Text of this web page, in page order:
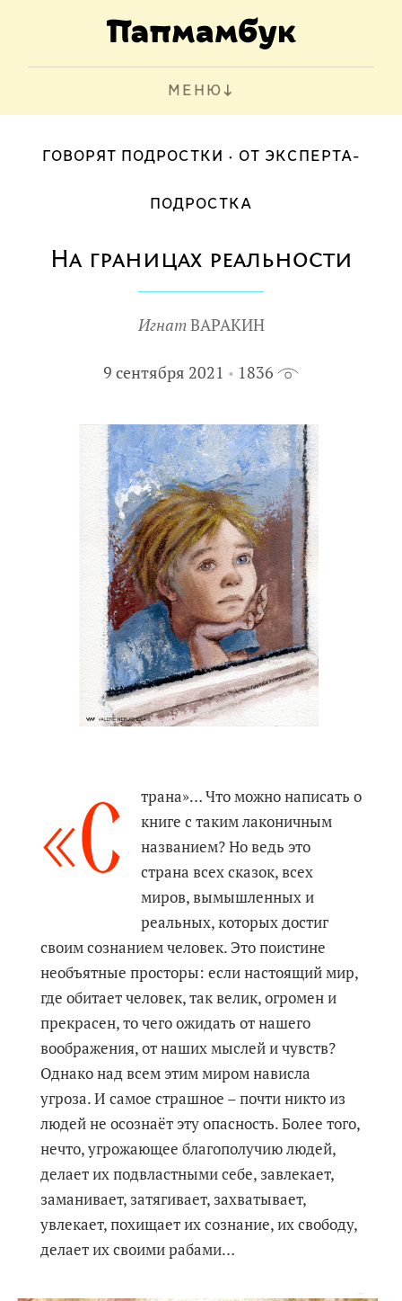
МЕНЮ
ГОВОРЯТ ПОДРОСТКИ ОТ ЭКСПЕРТА-
ПОДРОСТКА
На границах реальности
ИгнатВАРАКИН
9 сентября 2021 1836
«С
трана»… Что можно написать о
книге с таким лаконичным
названием? Но ведь это
страна всех сказок, всех
миров, вымышленных и
реальных, которых достиг
своим сознанием человек. Это поистине
необъятные просторы: если настоящий мир,
где обитает человек, так велик, огромен и
прекрасен, то чего ожидать от нашего
воображения, от наших мыслей и чувств?
Однако над всем этим миром нависла
угроза. И самое страшное – почти никто из
людей не осознаёт эту опасность. Более того,
нечто, угрожающее благополучию людей,
делает их подвластными себе, завлекает,
заманивает, затягивает, захватывает,
увлекает, похищает их сознание, их свободу,
делает их своими рабами…